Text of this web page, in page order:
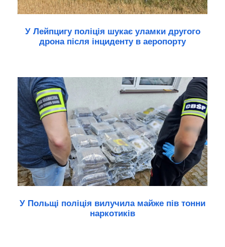
У Лейпцигу поліція шукає уламки другого
дрона після інциденту в аеропорту
У Польщі поліція вилучила майже пів тонни
наркотиків